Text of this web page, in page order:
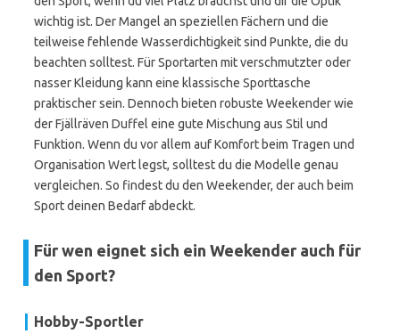
wichtig ist. Der Mangel an speziellen Fächern und die
teilweise fehlende Wasserdichtigkeit sind Punkte, die du
beachten solltest. Für Sportarten mit verschmutzter oder
nasser Kleidung kann eine klassische Sporttasche
praktischer sein. Dennoch bieten robuste Weekender wie
der Fjällräven Duffel eine gute Mischung aus Stil und
Funktion. Wenn du vor allem auf Komfort beim Tragen und
Organisation Wert legst, solltest du die Modelle genau
vergleichen. So findest du den Weekender, der auch beim
Sport deinen Bedarf abdeckt.
Für wen eignet sich ein Weekender auch für
den Sport?
Hobby-Sportler